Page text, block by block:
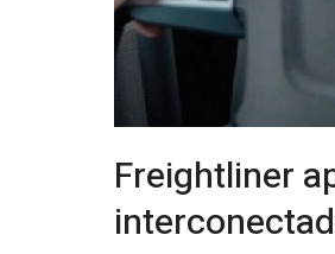
Freightliner